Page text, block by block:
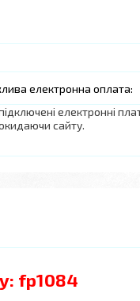
електронні
сайту.
fp1084